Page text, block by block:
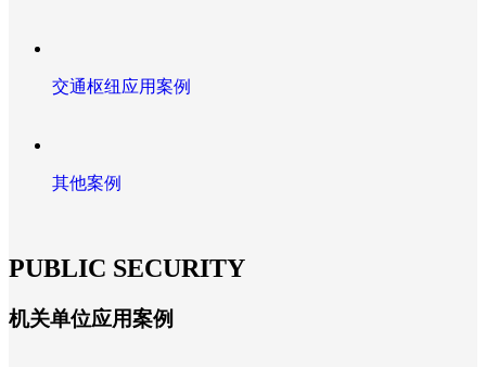
交通枢纽应用案例
其他案例
PUBLIC SECURITY
机关单位应用案例